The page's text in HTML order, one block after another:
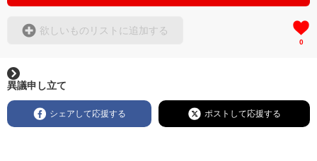
欲しいものリストに追加する
0
異議申し立て
シェアして応援する ポストして応援する